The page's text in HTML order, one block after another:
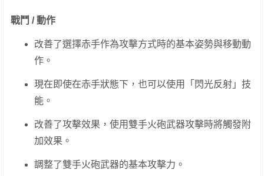
戰鬥 / 動作
改善了選擇赤手作為攻擊方式時的基本姿勢與移動動
作。
現在即使在赤手狀態下，也可以使用「閃光反射」技
能。
改善了攻擊效果，使用雙手火砲武器攻擊時將觸發附
加效果。
調整了雙手火砲武器的基本攻擊力。